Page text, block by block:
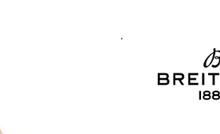
Neu bei Vogl: Uhren von Grand